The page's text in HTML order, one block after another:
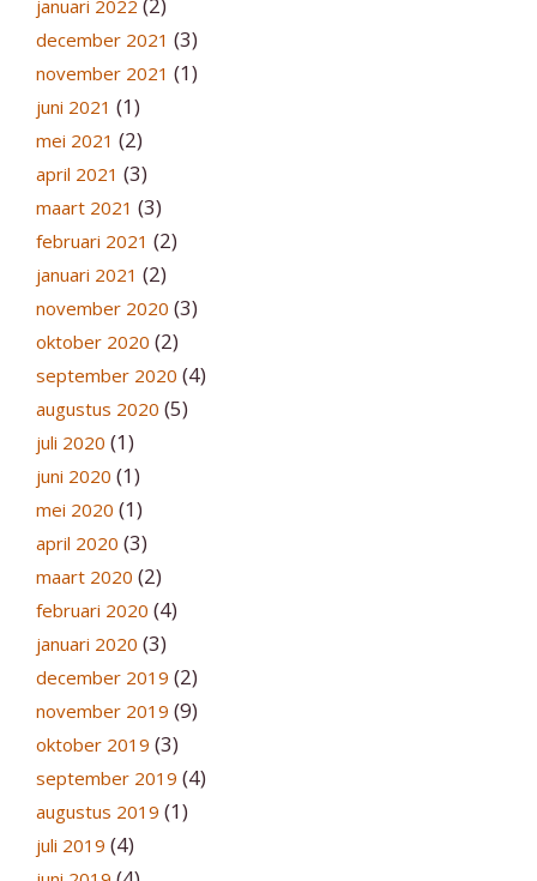
januari 2022
december 2021 (3)
november 2021 (1)
juni 2021 (1)
mei 2021 (2)
april 2021 (3)
maart 2021 (3)
februari 2021 (2)
januari 2021 (2)
november 2020 (3)
oktober 2020 (2)
september 2020 (4)
augustus 2020 (5)
juli 2020 (1)
juni 2020 (1)
mei 2020 (1)
april 2020 (3)
maart 2020 (2)
februari 2020 (4)
januari 2020 (3)
december 2019 (2)
november 2019 (9)
oktober 2019 (3)
september 2019 (4)
augustus 2019 (1)
juli 2019 (4)